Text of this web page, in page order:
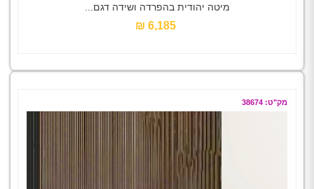
מיטה יהודית בהפרדה ושידה דגם...
6,185 ₪‎
מק"ט: 38674